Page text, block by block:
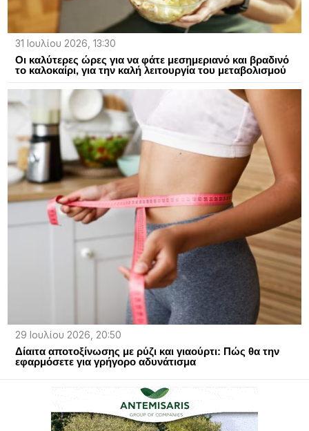
31 Ιουλίου 2026, 13:30
Oι καλύτερες ώρες για να φάτε μεσημεριανό και βραδινό
το καλοκαίρι, για την καλή λειτουργία του μεταβολισμού
29 Ιουλίου 2026, 20:50
Δίαιτα αποτοξίνωσης με ρύζι και γιαούρτι: Πώς θα την
εφαρμόσετε για γρήγορο αδυνάτισμα